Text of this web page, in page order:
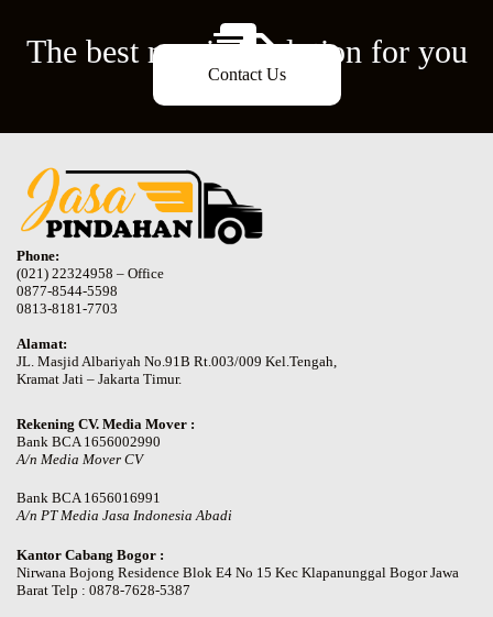
The best moving solution for you
Contact Us
Phone:
(021) 22324958 – Office
0877-8544-5598
0813-8181-7703
Alamat:
JL. Masjid Albariyah No.91B Rt.003/009 Kel.Tengah,
Kramat Jati – Jakarta Timur.
Rekening CV. Media Mover :
Bank BCA 1656002990
A/n Media Mover CV
Bank BCA 1656016991
A/n PT Media Jasa Indonesia Abadi
Kantor Cabang Bogor :
Nirwana Bojong Residence Blok E4 No 15 Kec Klapanunggal Bogor Jawa
Barat Telp : 0878-7628-5387